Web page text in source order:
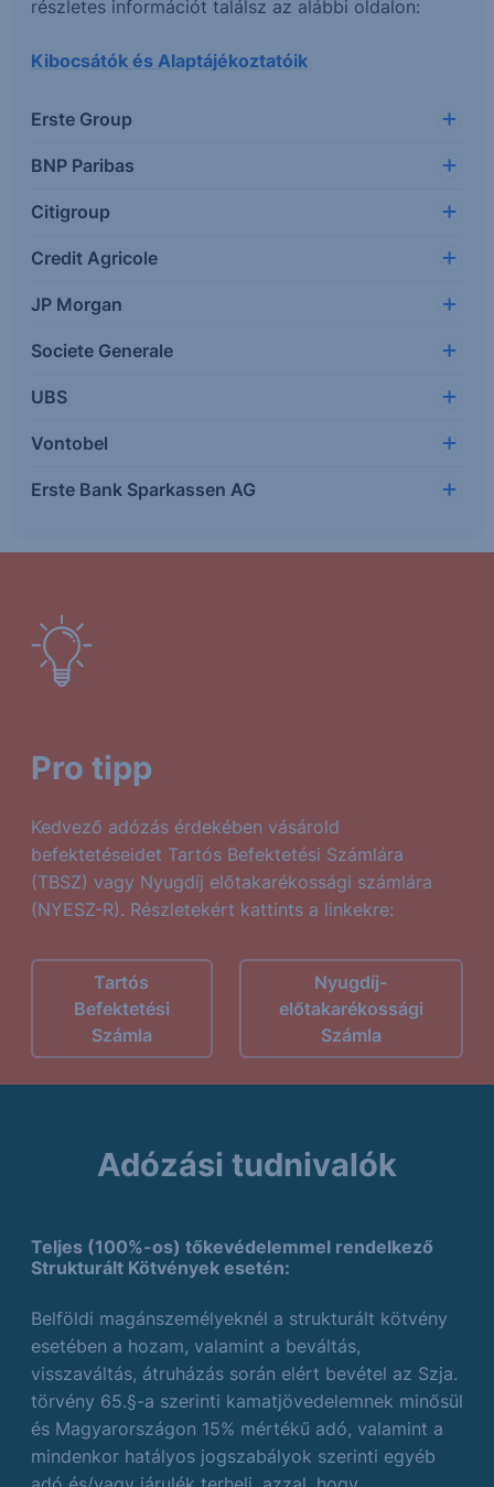
részletes információt találsz az alábbi oldalon:
Kibocsátók és Alaptájékoztatóik
Erste Group
BNP Paribas
Citigroup
Credit Agricole
JP Morgan
Societe Generale
UBS
Vontobel
Erste Bank Sparkassen AG
Pro tipp
Kedvező adózás érdekében vásárold
befektetéseidet Tartós Befektetési Számlára
(TBSZ) vagy Nyugdíj előtakarékossági számlára
(NYESZ-R). Részletekért kattints a linkekre:
Tartós
Befektetési
Számla
Nyugdíj-
előtakarékossági
Számla
Adózási tudnivalók
Teljes (100%-os) tőkevédelemmel rendelkező
Strukturált Kötvények esetén:
Belföldi magánszemélyeknél a strukturált kötvény
esetében a hozam, valamint a beváltás,
visszaváltás, átruházás során elért bevétel az Szja.
törvény 65.§-a szerinti kamatjövedelemnek minősül
és Magyarországon 15% mértékű adó, valamint a
mindenkor hatályos jogszabályok szerinti egyéb